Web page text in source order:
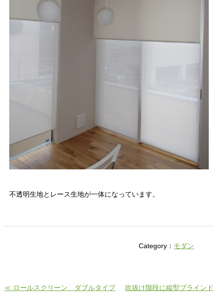
不透明生地とレース生地が一体になっています。
Category： モダン
≪ ロールスクリーン ダブルタイプ
吹抜け階段に縦型ブラインド